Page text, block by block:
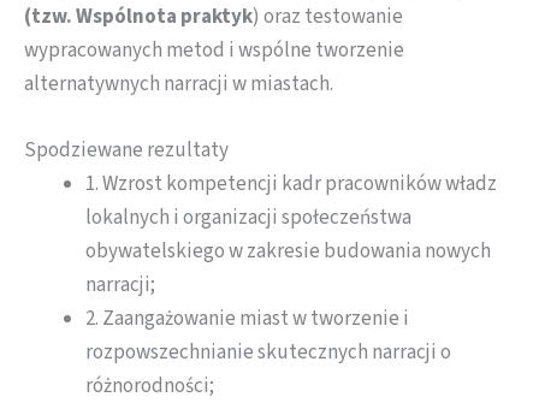
(tzw. Wspólnota praktyk) oraz testowanie
wypracowanych metod i wspólne tworzenie
alternatywnych narracji w miastach.
Spodziewane rezultaty
1. Wzrost kompetencji kadr pracowników władz
lokalnych i organizacji społeczeństwa
obywatelskiego w zakresie budowania nowych
narracji;
2. Zaangażowanie miast w tworzenie i
rozpowszechnianie skutecznych narracji o
różnorodności;